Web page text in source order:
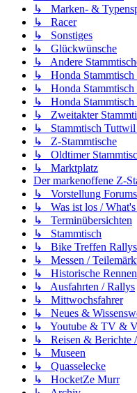
↳ Marken- &
↳ Racer
↳ Sonstiges
↳ Glückwünsche
↳ Andere
↳ Honda Stammtisch
↳ Honda Stammtisch
↳ Honda Stammtisch
↳ Zweitakter
↳ Stammtisch Tuttwil
↳ Z-Stammtische
↳ Oldtimer
↳ Marktplatz
Der markenoffene Z-
↳ Vorstellung
↳ Was ist los / What's
↳ Terminübersichten
↳ Stammtisch
↳ Bike Treffen
↳ Messen /
↳ Historische Rennen
↳ Ausfahrten / Rallys
↳ Mittwochsfahrer
↳ Neues &
↳ Youtube & TV &
↳ Reisen & Berichte
↳ Museen
↳ Quasselecke
↳ HocketZe Murr